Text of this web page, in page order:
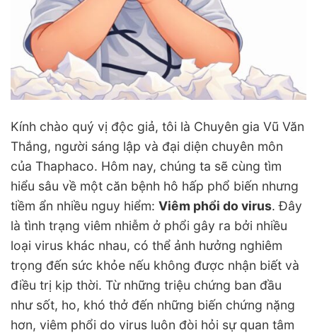
Kính chào quý vị độc giả, tôi là Chuyên gia Vũ Văn
Thắng, người sáng lập và đại diện chuyên môn
của Thaphaco. Hôm nay, chúng ta sẽ cùng tìm
hiểu sâu về một căn bệnh hô hấp phổ biến nhưng
tiềm ẩn nhiều nguy hiểm: Viêm phổi do virus. Đây
là tình trạng viêm nhiễm ở phổi gây ra bởi nhiều
loại virus khác nhau, có thể ảnh hưởng nghiêm
trọng đến sức khỏe nếu không được nhận biết và
điều trị kịp thời. Từ những triệu chứng ban đầu
như sốt, ho, khó thở đến những biến chứng nặng
hơn, viêm phổi do virus luôn đòi hỏi sự quan tâm